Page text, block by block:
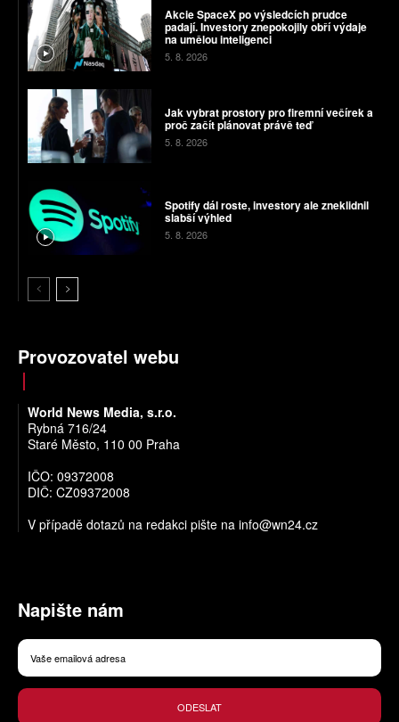
Akcie SpaceX po výsledcích prudce
padají. Investory znepokojily obří výdaje
na umělou inteligenci
5. 8. 2026
Jak vybrat prostory pro firemní večírek a
proč začít plánovat právě teď
5. 8. 2026
Spotify dál roste, investory ale zneklidnil
slabší výhled
5. 8. 2026
Provozovatel webu
World News Media, s.r.o.
Rybná 716/24
Staré Město, 110 00 Praha
IČO: 09372008
DIČ: CZ09372008
V případě dotazů na redakci pište na info@wn24.cz
Napište nám
ODESLAT